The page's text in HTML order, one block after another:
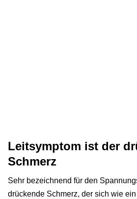
Leitsymptom ist der
Schmerz
Sehr bezeichnend für den
drückende Schmerz, der sich wie